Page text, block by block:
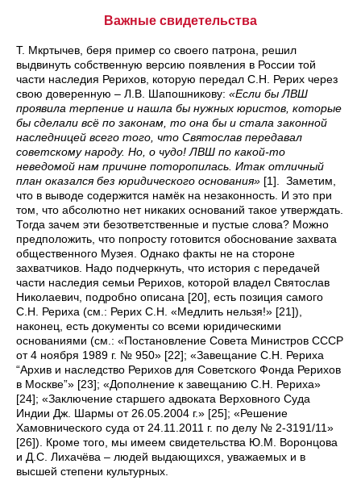
Важные свидетельства
Т. Мкртычев, беря пример со своего патрона, решил
выдвинуть собственную версию появления в России той
части наследия Рерихов, которую передал С.Н. Рерих через
свою доверенную – Л.В. Шапошникову: «Если бы ЛВШ
проявила терпение и нашла бы нужных юристов, которые
бы сделали всё по законам, то она бы и стала законной
наследницей всего того, что Святослав передавал
советскому народу. Но, о чудо! ЛВШ по какой-то
неведомой нам причине поторопилась. Итак отличный
план оказался без юридического основания» [1]. Заметим,
что в выводе содержится намёк на незаконность. И это при
том, что абсолютно нет никаких оснований такое утверждать.
Тогда зачем эти безответственные и пустые слова? Можно
предположить, что попросту готовится обоснование захвата
общественного Музея. Однако факты не на стороне
захватчиков. Надо подчеркнуть, что история с передачей
части наследия семьи Рерихов, которой владел Святослав
Николаевич, подробно описана [20], есть позиция самого
С.Н. Рериха (см.: Рерих С.Н. «Медлить нельзя!» [21]),
наконец, есть документы со всеми юридическими
основаниями (см.: «Постановление Совета Министров СССР
от 4 ноября 1989 г. № 950» [22]; «Завещание С.Н. Рериха
“Архив и наследство Рерихов для Советского Фонда Рерихов
в Москве”» [23]; «Дополнение к завещанию С.Н. Рериха»
[24]; «Заключение старшего адвоката Верховного Суда
Индии Дж. Шармы от 26.05.2004 г.» [25]; «Решение
Хамовнического суда от 24.11.2011 г. по делу № 2-3191/11»
[26]). Кроме того, мы имеем свидетельства Ю.М. Воронцова
и Д.С. Лихачёва – людей выдающихся, уважаемых и в
высшей степени культурных.